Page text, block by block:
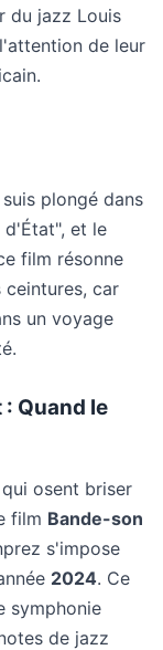
du jazz Louis
de leur
plongé dans
d'État", et le
film résonne
ceintures, car
un voyage
Quand le
osent briser
film Bande-son
s'impose
2024. Ce
symphonie
de jazz